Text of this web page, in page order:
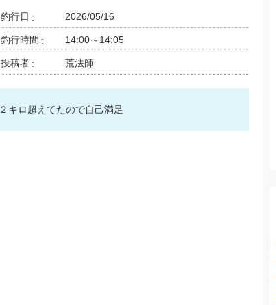
釣行日 2026/05/16
釣行時間 14:00～14:05
投稿者 荒法師
２キロ超えてたので自己満足